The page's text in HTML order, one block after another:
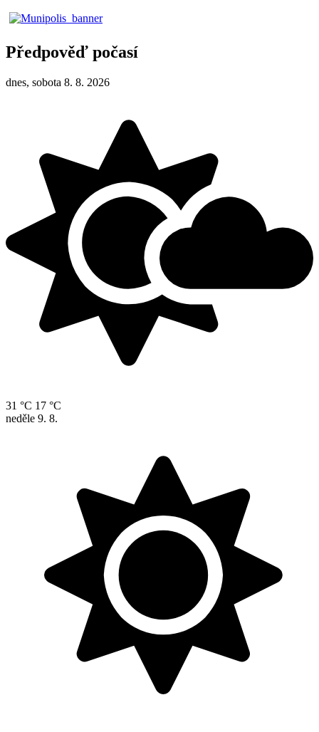
Předpověď počasí
dnes, sobota 8. 8. 2026
31 °C 17 °C
neděle 9. 8.